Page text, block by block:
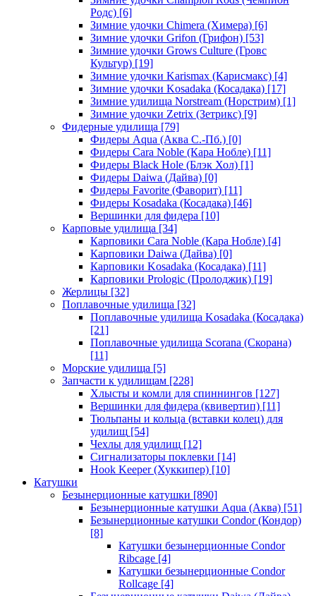
Родс) [6]
Зимние удочки Chimera (Химера) [6]
Зимние удочки Grifon (Грифон) [53]
Зимние удочки Grows Culture (Гровс
Культур) [19]
Зимние удочки Karismax (Карисмакс) [4]
Зимние удочки Kosadaka (Косадака) [17]
Зимние удилища Norstream (Норстрим) [1]
Зимние удочки Zetrix (Зетрикс) [9]
Фидерные удилища [79]
Фидеры Aqua (Аква С.-Пб.) [0]
Фидеры Cara Noble (Кара Нобле) [11]
Фидеры Black Hole (Блэк Хол) [1]
Фидеры Daiwa (Дайва) [0]
Фидеры Favorite (Фаворит) [11]
Фидеры Kosadaka (Косадака) [46]
Вершинки для фидера [10]
Карповые удилища [34]
Карповики Cara Noble (Кара Нобле) [4]
Карповики Daiwa (Дайва) [0]
Карповики Kosadaka (Косадака) [11]
Карповики Prologic (Пролоджик) [19]
Жерлицы [32]
Поплавочные удилища [32]
Поплавочные удилища Kosadaka (Косадака)
[21]
Поплавочные удилища Scorana (Скорана)
[11]
Морские удилища [5]
Запчасти к удилищам [228]
Хлысты и комли для спиннингов [127]
Вершинки для фидера (квивертип) [11]
Тюльпаны и кольца (вставки колец) для
удилищ [54]
Чехлы для удилищ [12]
Сигнализаторы поклевки [14]
Hook Keeper (Хуккипер) [10]
Катушки
Безынерционные катушки [890]
Безынерционные катушки Aqua (Аква) [51]
Безынерционные катушки Condor (Кондор)
[8]
Катушки безынерционные Condor
Ribcage [4]
Катушки безынерционные Condor
Rollcage [4]